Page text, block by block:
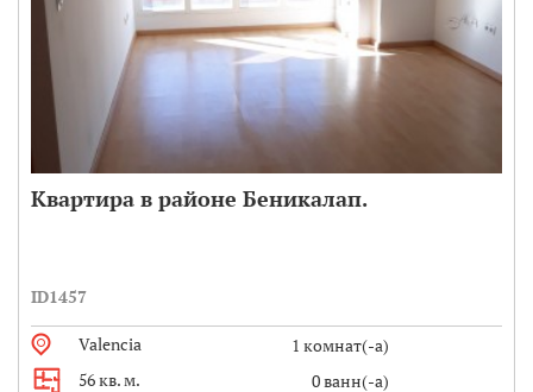
Квартира в районе Беникалап.
ID1457
Valencia
1 комнат(-а)
56 кв. м.
0 ванн(-а)